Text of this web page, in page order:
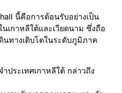
นี้คือการต้อนรับอย่างเป็น
เกาหลีใต้และเวียดนาม ซึ่งถือ
นทางเติบโตในระดับภูมิภาค
ประเทศเกาหลีใต้ กล่าวถึง